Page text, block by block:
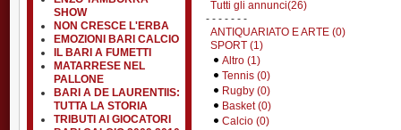
SHOW
NON CRESCE L'ERBA
EMOZIONI BARI CALCIO
IL BARI A FUMETTI
MATARRESE NEL
PALLONE
BARI A DE LAURENTIIS:
TUTTA LA STORIA
TRIBUTI AI GIOCATORI
Tutti gli annunci(26)
- - - - - - -
ANTIQUARIATO E ARTE (0)
SPORT (1)
Altro (1)
Tennis (0)
Rugby (0)
Basket (0)
Calcio (0)